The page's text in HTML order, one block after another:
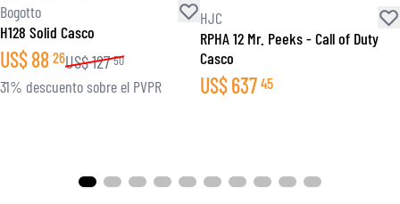
Bogotto
H128 Solid Casco
US$88 26US$127 50
31% descuento sobre el PVPR
HJC
RPHA 12 Mr. Peeks - Call of Duty
Casco
US$637 45